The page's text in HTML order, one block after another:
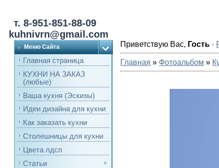
т. 8-951-851-88-09
kuhnivrn@gmail.com
Меню Сайта
Главная страница
КУХНИ НА ЗАКАЗ
(любые)
Ваша кухня (Эскизы)
Идеи дизайна для кухни
Как заказать кухни
Столешницы для кухни
Цвета лдсп
Статьи
Приветствую Вас, Гость ·
Главная » Фотоальбом »